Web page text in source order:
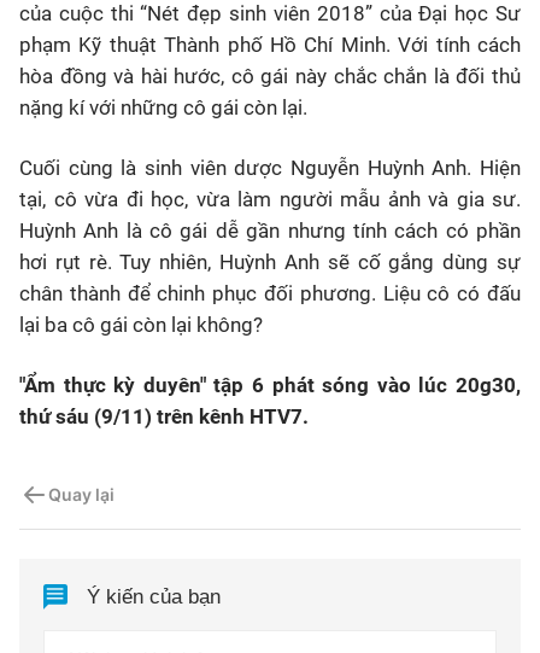
của cuộc thi “Nét đẹp sinh viên 2018” của Đại học Sư
phạm Kỹ thuật Thành phố Hồ Chí Minh. Với tính cách
hòa đồng và hài hước, cô gái này chắc chắn là đối thủ
nặng kí với những cô gái còn lại.
Cuối cùng là sinh viên dược Nguyễn Huỳnh Anh. Hiện
tại, cô vừa đi học, vừa làm người mẫu ảnh và gia sư.
Huỳnh Anh là cô gái dễ gần nhưng tính cách có phần
hơi rụt rè. Tuy nhiên, Huỳnh Anh sẽ cố gắng dùng sự
chân thành để chinh phục đối phương. Liệu cô có đấu
lại ba cô gái còn lại không?
"Ẩm thực kỳ duyên" tập 6 phát sóng vào lúc 20g30,
thứ sáu (9/11) trên kênh HTV7.
Quay lại
Ý kiến của bạn